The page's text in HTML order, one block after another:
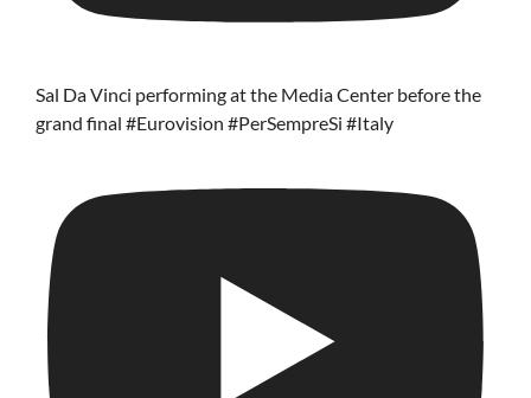
Sal Da Vinci performing at the Media Center before the
grand final #Eurovision #PerSempreSi #Italy